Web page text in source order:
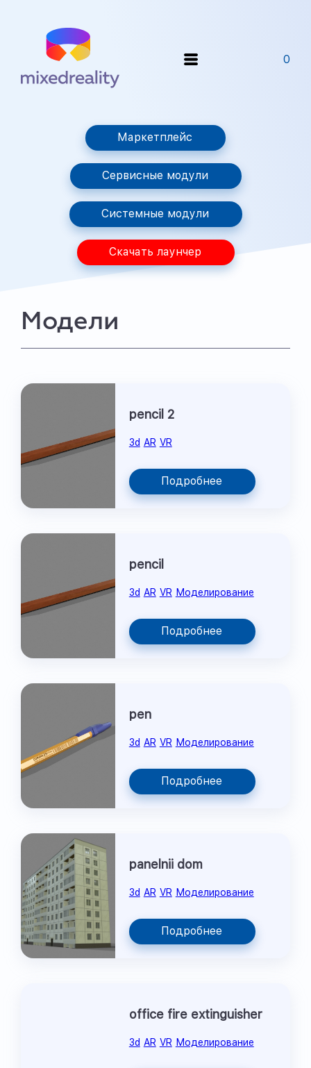
0
Маркетплейс
Сервисные модули
Системные модули
Скачать лаунчер
Модели
pencil 2
3d AR VR
Подробнее
pencil
3d AR VR Моделирование
Подробнее
pen
3d AR VR Моделирование
Подробнее
panelnii dom
3d AR VR Моделирование
Подробнее
office fire extinguisher
3d AR VR Моделирование